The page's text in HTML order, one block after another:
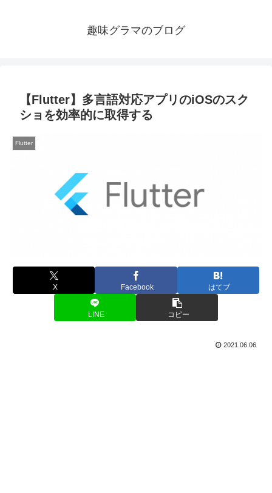
趣味グラマのブログ
【Flutter】多言語対応アプリのiOSのスク
ショを効率的に取得する
Flutter
X Facebook はてブ
LINE コピー
2021.06.06